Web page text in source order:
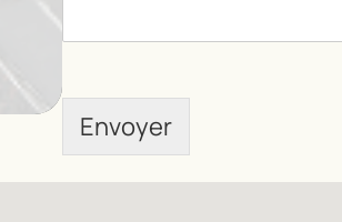
Envoyer